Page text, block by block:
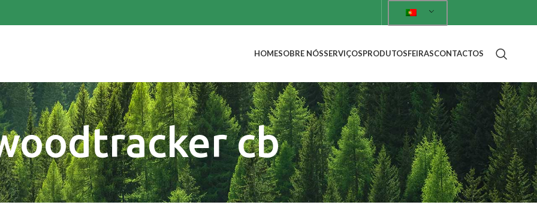
HOMESOBRE NÓSSERVIÇOSPRODUTOSFEIRASCONTACTOS
cb